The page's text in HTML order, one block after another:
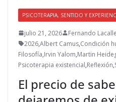
PSICOTERAPIA, SENTIDO Y
julio 21, 2026 Fernando Lacalle
2026,Albert Camus,Condición
Filosofía,Irvin Yalom,Martin
Psicoterapia existencial,Reflexión,
El precio de